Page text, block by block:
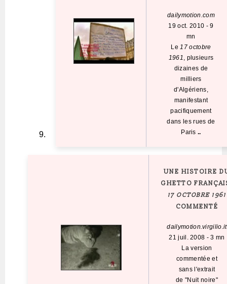
dailymotion.com
19 oct. 2010 -9
mn
Le17 octobre
1961, plusieurs
dizaines de
milliers
d'Algériens,
manifestant
pacifiquement
dans les rues de
Paris..
UNE HISTOIRE
GHETTO
17 OCTOBRE 1961
COMMENTÉ
dailymotion.virgilio.it
21 juil. 2008 -3 mn
La version
commentée et
sans l'extrait
de "Nuit noire"